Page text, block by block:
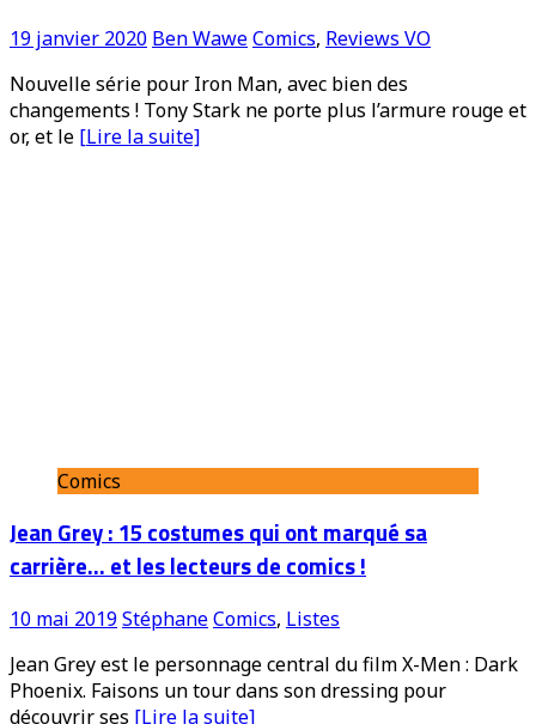
19 janvier 2020 Ben WaweComics, Reviews VO
Nouvelle série pour Iron Man, avec bien des
changements ! Tony Stark ne porte plus l’armure rouge et
or, et le [Lire la suite]
Comics
Jean Grey : 15 costumes qui ont marqué sa
carrière… et les lecteurs de comics !
10 mai 2019StéphaneComics, Listes
Jean Grey est le personnage central du film X-Men : Dark
Phoenix. Faisons un tour dans son dressing pour
découvrir ses [Lire la suite]